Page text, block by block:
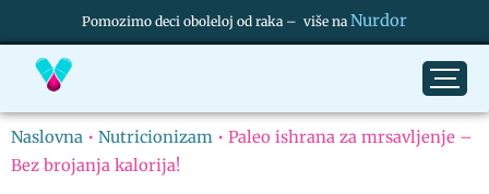
Pomozimo deci oboleloj od raka – više na Nurdor
Naslovna • Nutricionizam • Paleo ishrana za mrsavljenje –
Bez brojanja kalorija!